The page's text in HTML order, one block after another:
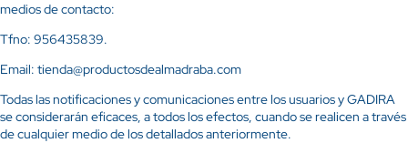
medios de contacto:
Tfno: 956435839.
Email: tienda@productosdealmadraba.com
Todas las notificaciones y comunicaciones entre los usuarios y GADIRA
se considerarán eficaces, a todos los efectos, cuando se realicen a través
de cualquier medio de los detallados anteriormente.